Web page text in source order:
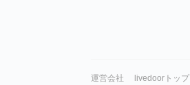
運営会社 livedoorトップ